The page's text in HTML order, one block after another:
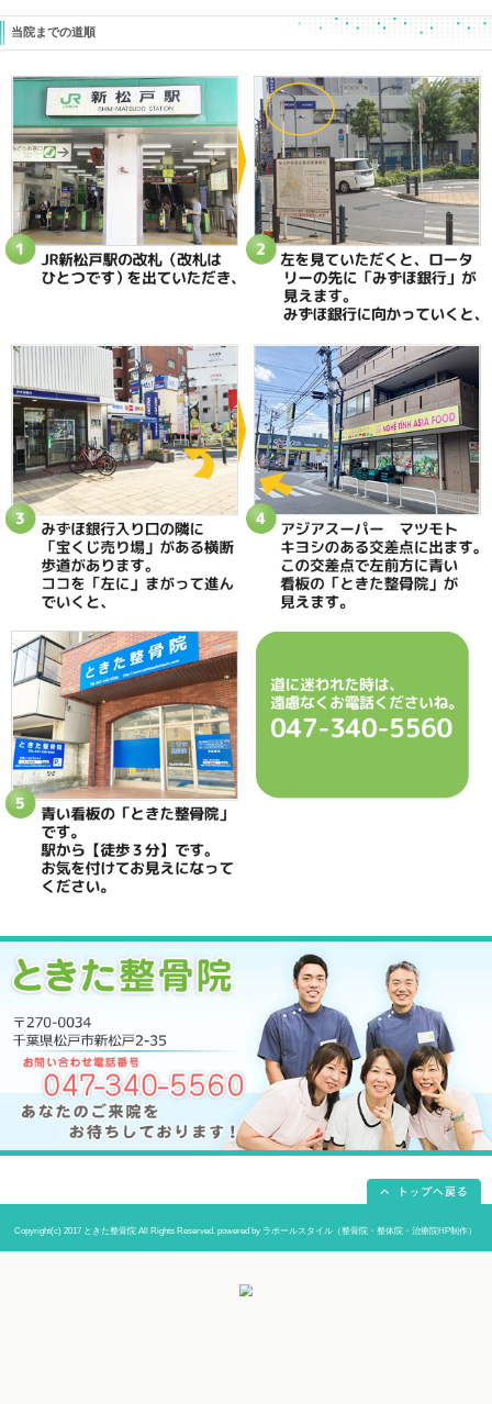
【膝を曲げ
«【首の寝違い】 もしかして首が悪
いと思っていませんか？？？
当院へのアクセス情報
ときた整骨院
所在地
〒270-0034 千葉県松戸市新松戸2-35
電話番号
047-340-5560
駐車場
駐車場はありません
予約
完全予約制 お電話にて受付致します
休診日
日曜・祝日
院長